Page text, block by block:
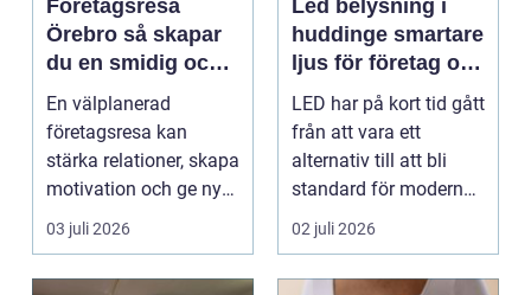
Företagsresa
Örebro så skapar
du en smidig och
minnesvärd resa
för hela teamet
En välplanerad
företagsresa kan
stärka relationer, skapa
motivation och ge ny
energi till både chefe...
03 juli 2026
Led belysning i
huddinge smartare
ljus för företag och
fastigheter
LED har på kort tid gått
från att vara ett
alternativ till att bli
standard för modern
belysning. Fö...
02 juli 2026